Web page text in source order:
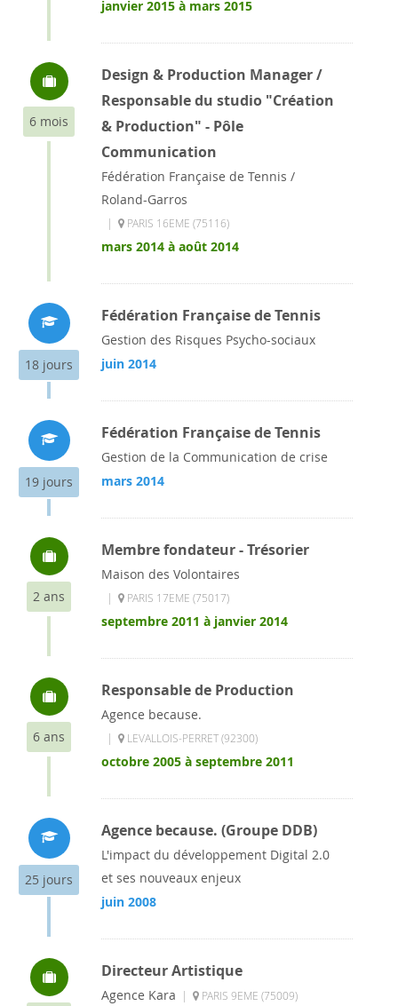
janvier 2015 à mars 2015
6 mois
Design & Production Manager /
Responsable du studio "Création
& Production" - Pôle
Communication
Fédération Française de Tennis /
Roland-Garros
| PARIS 16EME (75116)
mars 2014 à août 2014
18 jours
Fédération Française de Tennis
Gestion des Risques Psycho-sociaux
juin 2014
19 jours
Fédération Française de Tennis
Gestion de la Communication de crise
mars 2014
2 ans
Membre fondateur - Trésorier
Maison des Volontaires
| PARIS 17EME (75017)
septembre 2011 à janvier 2014
6 ans
Responsable de Production
Agence because.
| LEVALLOIS-PERRET (92300)
octobre 2005 à septembre 2011
25 jours
Agence because. (Groupe DDB)
L'impact du développement Digital 2.0
et ses nouveaux enjeux
juin 2008
Directeur Artistique
Agence Kara | PARIS 9EME (75009)